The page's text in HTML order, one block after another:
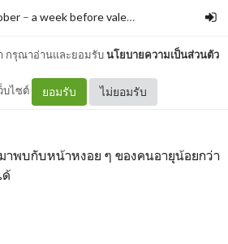
กรุณาอ่านและยอมรับนโยบายความเป็นส่วนตัว
บไซต์ ยอมรับ ไม่ยอมรับ
– a week before valentine
- Miss You
าพบกับหน้าหงอย ๆ ของคนอายุน้อยกว่า
ด้